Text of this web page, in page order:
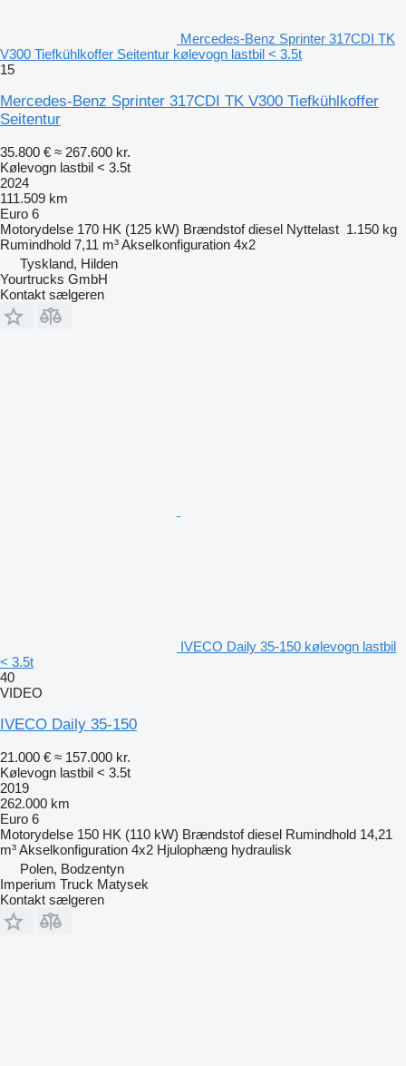
Mercedes-Benz Sprinter 317CDI TK
V300 Tiefkühlkoffer Seitentur kølevogn lastbil < 3.5t
15
Mercedes-Benz Sprinter 317CDI TK V300 Tiefkühlkoffer
Seitentur
35.800 € ≈ 267.600 kr.
Kølevogn lastbil < 3.5t
2024
111.509 km
Euro 6
Motorydelse 170 HK (125 kW) Brændstof diesel Nyttelast 1.150 kg
Rumindhold 7,11 m³Akselkonfiguration 4x2
Tyskland, Hilden
Yourtrucks GmbH
Kontakt sælgeren
IVECO Daily 35-150 kølevogn lastbil
< 3.5t
40
VIDEO
IVECO Daily 35-150
21.000 € ≈ 157.000 kr.
Kølevogn lastbil < 3.5t
2019
262.000 km
Euro 6
Motorydelse 150 HK (110 kW) Brændstof diesel Rumindhold 14,21
m³Akselkonfiguration 4x2 Hjulophæng hydraulisk
Polen, Bodzentyn
Imperium Truck Matysek
Kontakt sælgeren